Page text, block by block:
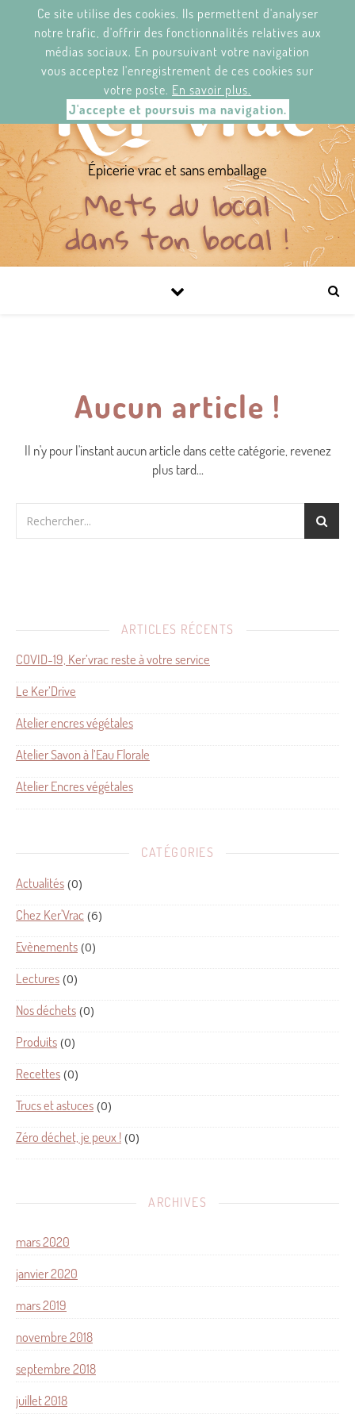
KER'VRAC. 2 RUE/STRAED JEAN LE BERRE,
29120 PONT-L'ABBÉ/ PONT-N'ABAD.
DU MARDI AU SAMEDI DE 11H À 19H30.
NEWS-LETTER
FACEBOOK
Épicerie vrac et sans emballage
Aucun article !
Il n'y pour l'instant aucun article dans cette catégorie, revenez
plus tard...
ARTICLES RÉCENTS
COVID-19, Ker’vrac reste à votre service
Le Ker’Drive
Atelier encres végétales
Atelier Savon à l’Eau Florale
Atelier Encres végétales
CATÉGORIES
Actualités (0)
Chez Ker'Vrac (6)
Evènements (0)
Lectures (0)
Nos déchets (0)
Produits (0)
Recettes (0)
Trucs et astuces (0)
Zéro déchet, je peux ! (0)
ARCHIVES
mars 2020
janvier 2020
mars 2019
novembre 2018
septembre 2018
juillet 2018
Ce site utilise des cookies. Ils permettent d'analyser
notre trafic, d'offrir des fonctionnalités relatives aux
médias sociaux. En poursuivant votre navigation
vous acceptez l'enregistrement de ces cookies sur
votre poste. En savoir plus.
J'accepte et poursuis ma navigation.